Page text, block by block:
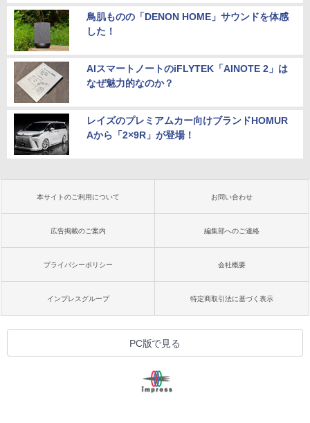
鳥肌ものの「DENON HOME」サウンドを体感
した！
AIスマートノートのiFLYTEK「AINOTE 2」は
なぜ魅力的なのか？
レイズのプレミアムカー向けブランドHOMUR
Aから「2×9R」が登場！
本サイトのご利用について お問い合わせ
広告掲載のご案内 編集部へのご連絡
プライバシーポリシー 会社概要
インプレスグループ 特定商取引法に基づく表示
PC版で見る